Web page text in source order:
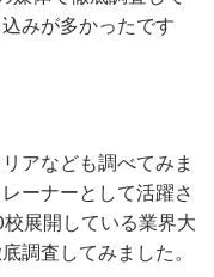
みが多かったです
アなども調べてみま
ーナーとして活躍さ
展開している業界大
調査してみました。